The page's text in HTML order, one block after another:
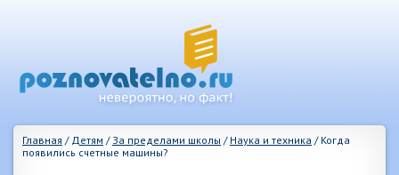
Главная / Детям / За пределами школы / Наука и техника / Когда
появились счетные машины?